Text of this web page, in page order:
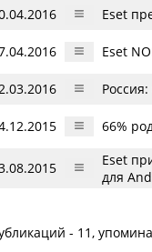
Eset
Eset
66%
Eset
для
- 11,